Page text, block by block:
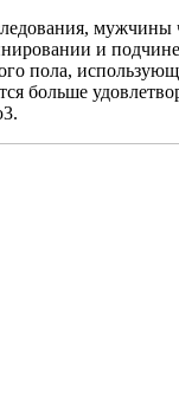
и
пола,
больше